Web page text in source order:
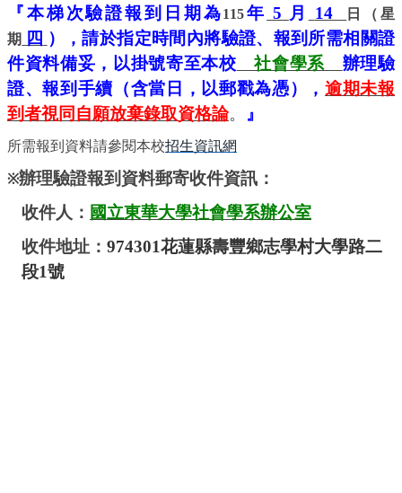
『本梯次驗證報到日期為115年 5 月 14
日（星
期
四 ），請於指定時間內將驗證、報到所需相關證
件資料備妥，以掛號寄至本校 社會學系 辦理驗
證、報到手續（含當日，以郵戳為憑）， 逾期未報
到者視同自願放棄錄取資格論。 』
所需報到資料請參閱本校招生資訊網
※辦理驗證報到資料郵寄收件資訊：
收件人： 國立東華大學社會學系辦公室
收件地址： 974301花蓮縣壽豐鄉志學村大學路二
段1號